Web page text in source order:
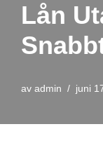
Lån
av admin juni